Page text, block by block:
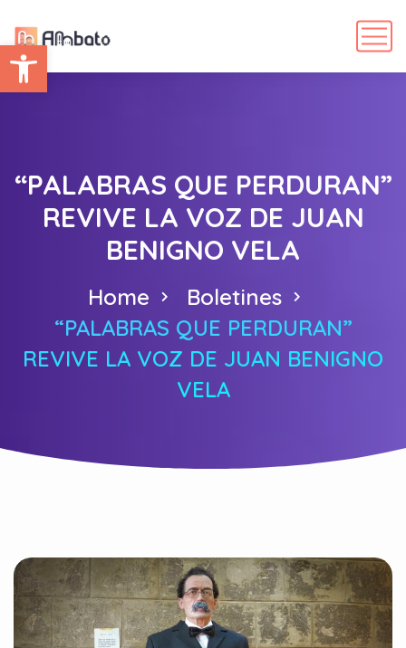
Abrir barra de herramientas
“PALABRAS QUE PERDURAN”
REVIVE LA VOZ DE JUAN
BENIGNO VELA
Home
Boletines
“PALABRAS QUE PERDURAN”
REVIVE LA VOZ DE JUAN BENIGNO
VELA